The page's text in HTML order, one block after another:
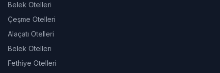
Belek Otelleri
Çeşme Otelleri
Alaçatı Otelleri
Belek Otelleri
Fethiye Otelleri